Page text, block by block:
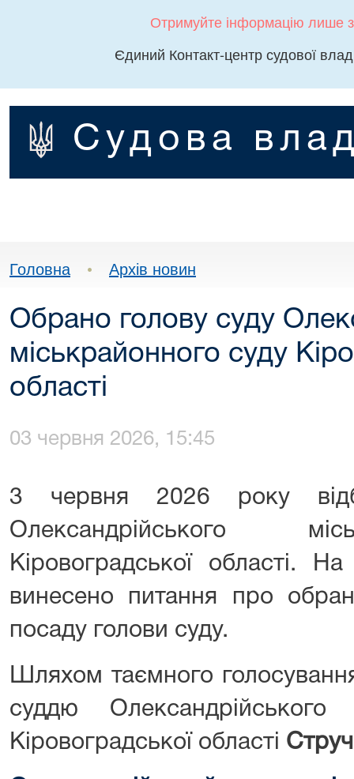
Отримуйте інформацію лише
Єдиний Контакт-центр судової
Судова
Головна • Архів новин
Обрано голову суду
міськрайонного суду
області
03 червня 2026, 15:45
3 червня 2026 року
Олександрійського
Кіровоградської області.
винесено питання про
посаду голови суду.
Шляхом таємного
суддю Олександрійського
Кіровоградської області